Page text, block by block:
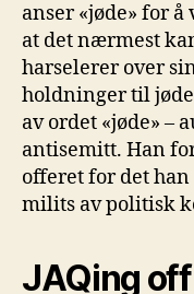
anser «jøde» for
at det nærmest
harselerer over
holdninger til
av ordet «jøde» –
antisemitt. Han
offeret for det
milits av politisk
JAQing off